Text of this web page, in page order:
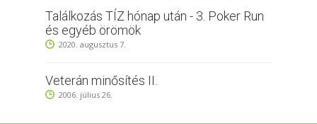
Találkozás TÍZ hónap után - 3. Poker Run
és egyéb örömök
2020. augusztus 7.
Veterán minősítés II.
2006. július 26.